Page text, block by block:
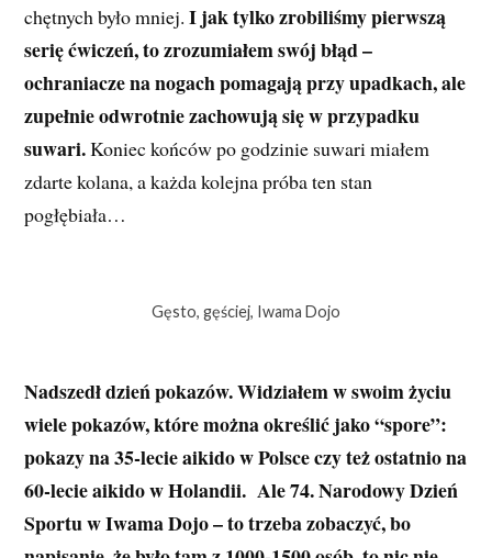
chętnych było mniej. I jak tylko zrobiliśmy pierwszą
serię ćwiczeń, to zrozumiałem swój błąd –
ochraniacze na nogach pomagają przy upadkach, ale
zupełnie odwrotnie zachowują się w przypadku
suwari.Koniec końców po godzinie suwari miałem
zdarte kolana, a każda kolejna próba ten stan
pogłębiała…
Gęsto, gęściej, Iwama Dojo
Nadszedł dzień pokazów. Widziałem w swoim życiu
wiele pokazów, które można określić jako “spore”:
pokazy na 35-lecie aikido w Polsce czy też ostatnio na
60-lecie aikido w Holandii. Ale 74. Narodowy Dzień
Sportu w Iwama Dojo – to trzeba zobaczyć, bo